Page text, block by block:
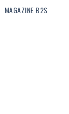
MAGAZINE B2S